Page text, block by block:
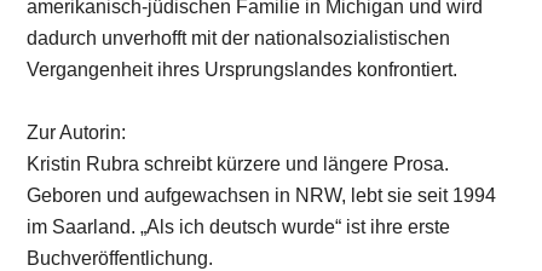
amerikanisch-jüdischen Familie in Michigan und wird
dadurch unverhofft mit der nationalsozialistischen
Vergangenheit ihres Ursprungslandes konfrontiert.
Zur Autorin:
Kristin Rubra schreibt kürzere und längere Prosa.
Geboren und aufgewachsen in NRW, lebt sie seit 1994
im Saarland. „Als ich deutsch wurde“ ist ihre erste
Buchveröffentlichung.